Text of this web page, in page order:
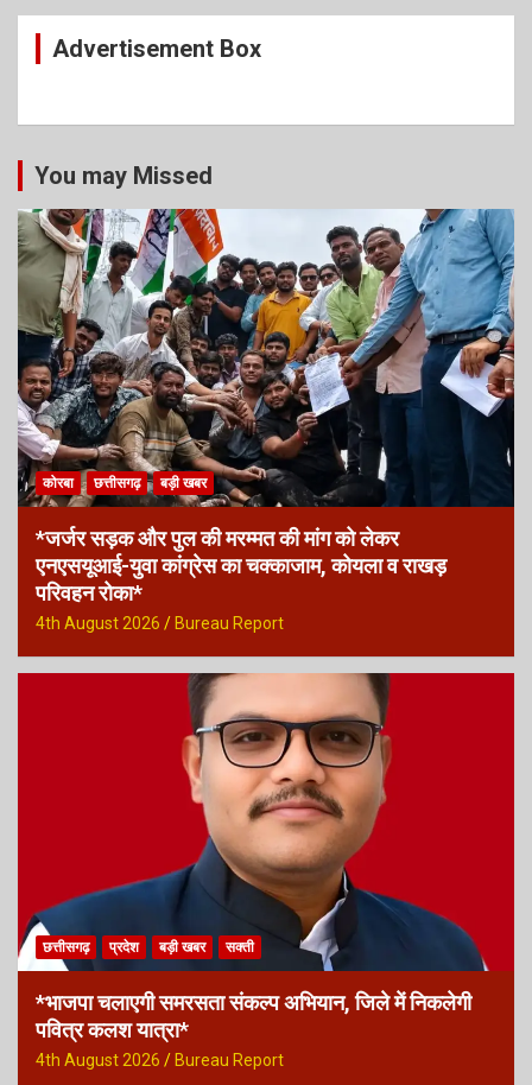
Advertisement Box
You may Missed
कोरबा छत्तीसगढ़ बड़ी खबर
*जर्जर सड़क और पुल की मरम्मत की मांग को लेकर
एनएसयूआई-युवा कांग्रेस का चक्काजाम, कोयला व राखड़
परिवहन रोका*
4th August 2026 Bureau Report
छत्तीसगढ़ प्रदेश बड़ी खबर सक्ती
*भाजपा चलाएगी समरसता संकल्प अभियान, जिले में निकलेगी
पवित्र कलश यात्रा*
4th August 2026 Bureau Report